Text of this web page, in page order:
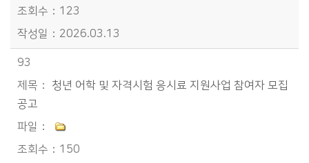
123
2026.03.13
93
청년 어학 및 자격시험 응시료 지원사업 참여자 모집
공고
150